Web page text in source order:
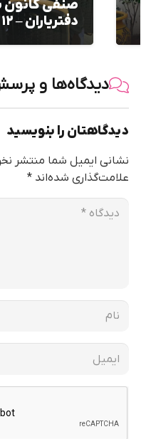
نیست؛ شرط
لغو قرارداد
دیدگاه‌ها و
دیدگاهتان را بنویسید
نشانی ایمیل شما منتشر
علامت‌گذاری شده‌اند *